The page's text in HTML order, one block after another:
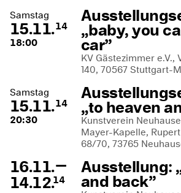
Samstag
15.11.14
18:00
„baby, you
car”
KV Gästezimmer e.V.,
140, 70567 Stuttgart-
Samstag
15.11.14
20:30
„to heaven
Kunstverein
Mayer-Kapelle,
68/70, 73765
16.11.—
14.12.14
Ausstellung:
and back”